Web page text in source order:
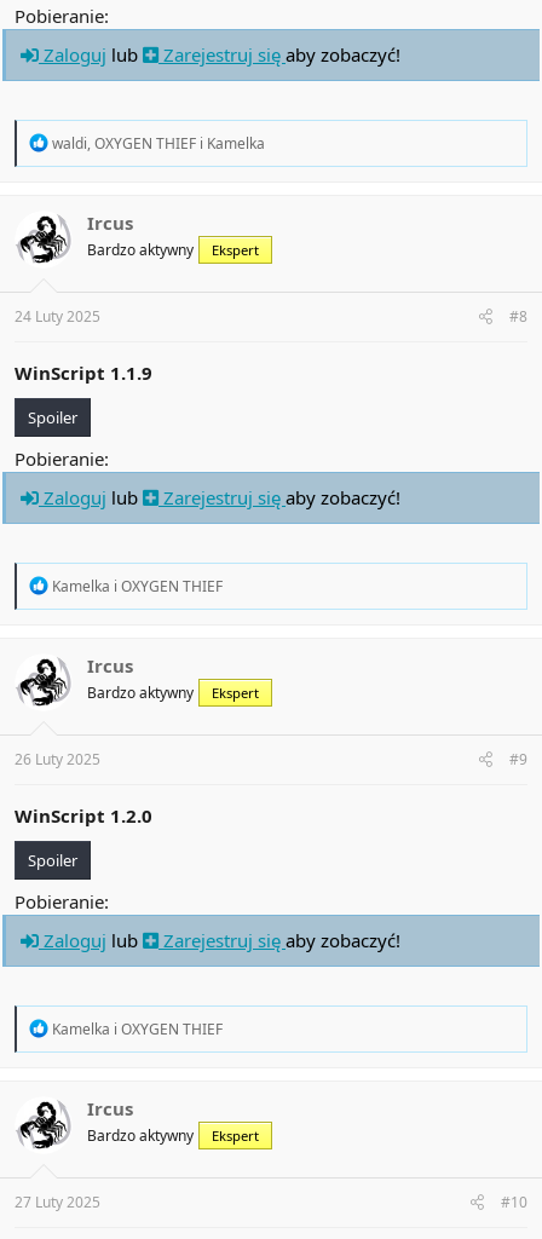
Pobieranie:
Zaloguj lub Zarejestruj się aby zobaczyć!
R
t
i
o
s
:
waldi,OXYGEN THIEF i Kamelka
Ircus
Bardzo aktywny Ekspert
24 Luty 2025 #8
WinScript 1.1.9
Spoiler
Pobieranie:
Zaloguj lub Zarejestruj się aby zobaczyć!
R
t
i
o
s
:
Kamelka i OXYGEN THIEF
Ircus
Bardzo aktywny Ekspert
26 Luty 2025 #9
WinScript 1.2.0
Spoiler
Pobieranie:
Zaloguj lub Zarejestruj się aby zobaczyć!
R
t
i
o
s
:
Kamelka i OXYGEN THIEF
Ircus
Bardzo aktywny Ekspert
27 Luty 2025 #10